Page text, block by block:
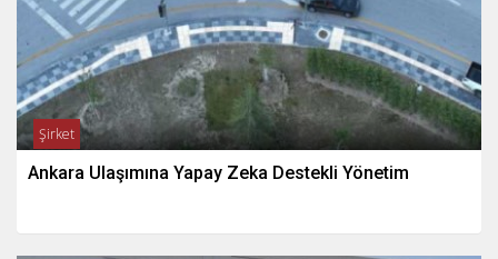
Şirket
Ankara Ulaşımına Yapay Zeka Destekli Yönetim